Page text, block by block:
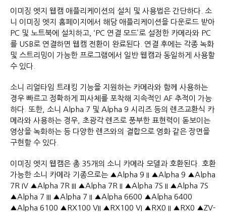
이미징 엣지 웹캠 애플리케이션의 설치 및 사용법은 간단하다. 소
니 이미징 엣지 홈페이지에서 해당 애플리케이션을 다운로드 받아
PC 및 노트북에 설치하고, ‘PC 연결 모드’로 설정한 카메라와 PC
를 USB로 연결하면 웹캠 전환이 완료된다. 연결 후에는 각종 녹화
및 스트리밍이 가능한 프로그램에서 일반 웹캠과 동일하게 사용할
수 있다.
소니 리얼타임 트래킹 기능을 지원하는 카메라와 함께 사용하는
경우 빠르고 정확하게 피사체를 포착해 지속적인 AF 추적이 가능
하다. 또한, 소니 Alpha 7 및 Alpha 9 시리즈 등의 렌즈교환식 카
메라와 사용하는 경우, 초광각 렌즈로 풍부한 표현력이 돋보이는
영상을 녹화하는 등 다양한 렌즈와의 결합으로 영화 같은 장면을
구현할 수 있다.
이미징 엣지 웹캠은 총 35개의 소니 카메라 모델과 호환된다. 호환
가능한 소니 카메라 기종으로는 ▲Alpha 9 II ▲Alpha 9 ▲Alpha
7R IV ▲Alpha 7R III ▲Alpha 7R II ▲Alpha 7S II ▲Alpha 7S
▲Alpha 7 III ▲Alpha 7 II ▲Alpha 6600 ▲Alpha 6400
▲Alpha 6100 ▲RX100 VII ▲RX100 VI ▲RX0 II ▲RX0 ▲ZV-